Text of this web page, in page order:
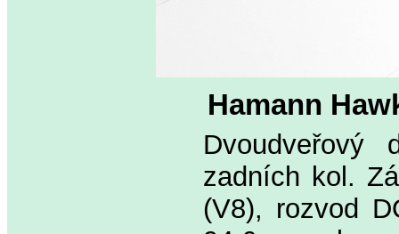
Hamann
Dvoudveřový
zadních kol.
(V8), rozvod